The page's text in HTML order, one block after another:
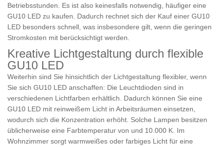
Betriebsstunden. Es ist also keinesfalls notwendig, häufiger eine
GU10 LED zu kaufen. Dadurch rechnet sich der Kauf einer GU10
LED besonders schnell, was insbesondere gilt, wenn die geringen
Stromkosten mit berücksichtigt werden.
Kreative Lichtgestaltung durch flexible
GU10 LED
Weiterhin sind Sie hinsichtlich der Lichtgestaltung flexibler, wenn
Sie sich GU10 LED anschaffen: Die Leuchtdioden sind in
verschiedenen Lichtfarben erhältlich. Dadurch können Sie eine
GU10 LED mit reinweißem Licht in Arbeitsräumen einsetzen,
wodurch sich die Konzentration erhöht. Solche Lampen besitzen
üblicherweise eine Farbtemperatur von und 10.000 K. Im
Wohnzimmer sorgt warmweißes oder farbiges Licht für eine